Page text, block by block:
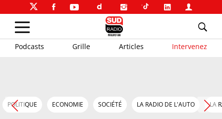
Podcasts Grille Articles Intervenez
POLITIQUE ECONOMIE SOCIÉTÉ LA RADIO DE L'AUTO LA